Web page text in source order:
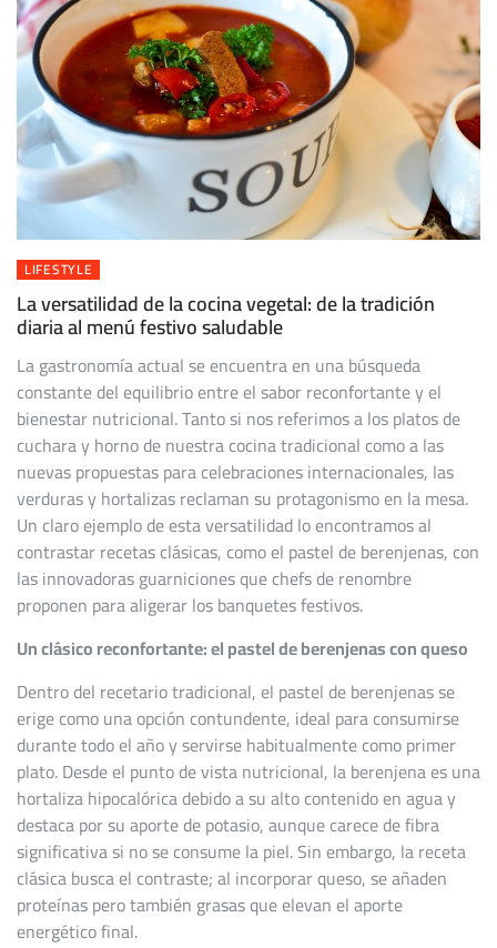
LIFESTYLE
La versatilidad de la cocina vegetal: de la tradición
diaria al menú festivo saludable
La gastronomía actual se encuentra en una búsqueda
constante del equilibrio entre el sabor reconfortante y el
bienestar nutricional. Tanto si nos referimos a los platos de
cuchara y horno de nuestra cocina tradicional como a las
nuevas propuestas para celebraciones internacionales, las
verduras y hortalizas reclaman su protagonismo en la mesa.
Un claro ejemplo de esta versatilidad lo encontramos al
contrastar recetas clásicas, como el pastel de berenjenas, con
las innovadoras guarniciones que chefs de renombre
proponen para aligerar los banquetes festivos.
Un clásico reconfortante: el pastel de berenjenas con queso
Dentro del recetario tradicional, el pastel de berenjenas se
erige como una opción contundente, ideal para consumirse
durante todo el año y servirse habitualmente como primer
plato. Desde el punto de vista nutricional, la berenjena es una
hortaliza hipocalórica debido a su alto contenido en agua y
destaca por su aporte de potasio, aunque carece de fibra
significativa si no se consume la piel. Sin embargo, la receta
clásica busca el contraste; al incorporar queso, se añaden
proteínas pero también grasas que elevan el aporte
energético final.